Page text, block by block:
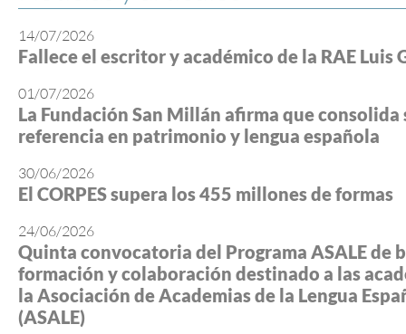
14/07/2026
Fallece el escritor y académico de la RAE Luis
01/07/2026
La Fundación San Millán afirma que consolida
referencia en patrimonio y lengua española
30/06/2026
El CORPES supera los 455 millones de formas
24/06/2026
Quinta convocatoria del Programa ASALE de
formación y colaboración destinado a las
la Asociación de Academias de la Lengua
(ASALE)